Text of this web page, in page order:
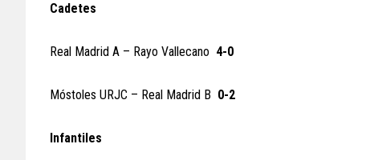
Cadetes
Real Madrid A – Rayo Vallecano 4-0
Móstoles URJC – Real Madrid B 0-2
Infantiles